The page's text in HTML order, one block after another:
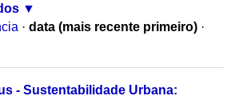
· data (mais recente primeiro) ·
- Sustentabilidade Urbana: